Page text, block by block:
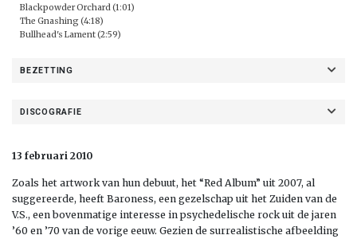
Blackpowder Orchard (1:01)
The Gnashing (4:18)
Bullhead's Lament (2:59)
BEZETTING
DISCOGRAFIE
13 februari 2010
Zoals het artwork van hun debuut, het “Red Album” uit 2007, al
suggereerde, heeft Baroness, een gezelschap uit het Zuiden van de
V.S., een bovenmatige interesse in psychedelische rock uit de jaren
’60 en ’70 van de vorige eeuw. Gezien de surrealistische afbeelding